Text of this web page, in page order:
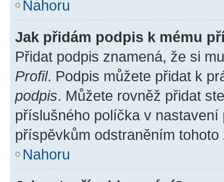
Nahoru
Jak přidám podpis k mému
Přidat podpis znamená, že si
Profil. Podpis můžete přidat k
podpis. Můžete rovněž přidat
příslušného políčka v
příspěvkům odstraněním
Nahoru